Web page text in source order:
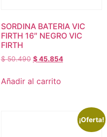
SORDINA BATERIA VIC
FIRTH 16″ NEGRO VIC
FIRTH
$50.490 $45.854
Añadir al carrito
¡Oferta!